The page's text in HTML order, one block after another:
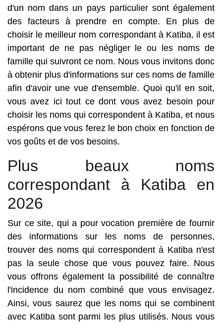
d'un nom dans un pays particulier sont également
des facteurs à prendre en compte. En plus de
choisir le meilleur nom correspondant à Katiba, il est
important de ne pas négliger le ou les noms de
famille qui suivront ce nom. Nous vous invitons donc
à obtenir plus d'informations sur ces noms de famille
afin d'avoir une vue d'ensemble. Quoi qu'il en soit,
vous avez ici tout ce dont vous avez besoin pour
choisir les noms qui correspondent à Katiba, et nous
espérons que vous ferez le bon choix en fonction de
vos goûts et de vos besoins.
Plus beaux noms
correspondant à Katiba en
2026
Sur ce site, qui a pour vocation première de fournir
des informations sur les noms de personnes,
trouver des noms qui correspondent à Katiba n'est
pas la seule chose que vous pouvez faire. Nous
vous offrons également la possibilité de connaître
l'incidence du nom combiné que vous envisagez.
Ainsi, vous saurez que les noms qui se combinent
avec Katiba sont parmi les plus utilisés. Nous vous